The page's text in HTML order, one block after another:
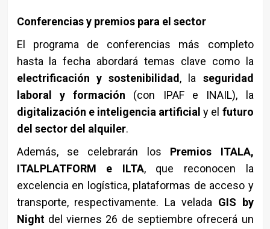
Conferencias y premios para el sector
El programa de conferencias más completo
hasta la fecha abordará temas clave como la
electrificación y sostenibilidad, la seguridad
laboral y formación (con IPAF e INAIL), la
digitalización e inteligencia artificial y el futuro
del sector del alquiler.
Además, se celebrarán los Premios ITALA,
ITALPLATFORM e ILTA, que reconocen la
excelencia en logística, plataformas de acceso y
transporte, respectivamente. La velada GIS by
Nightdel viernes 26 de septiembre ofrecerá un